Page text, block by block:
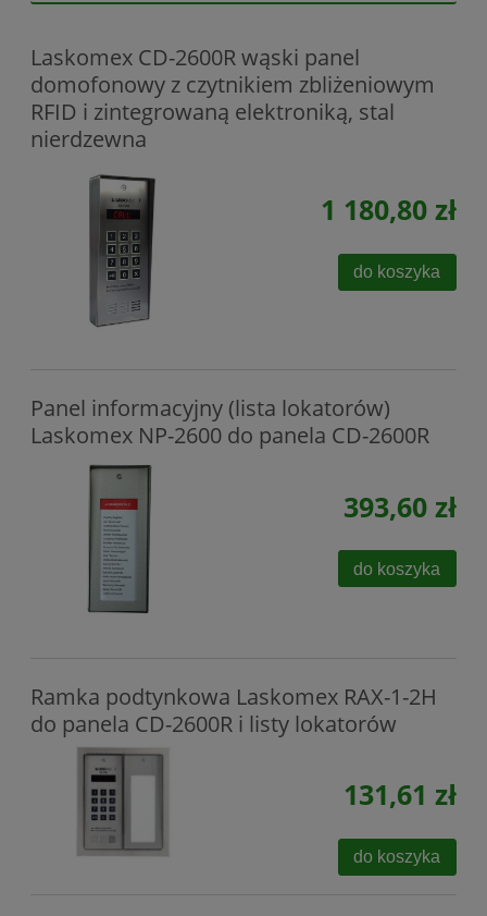
Laskomex CD-2600R wąski panel
domofonowy z czytnikiem zbliżeniowym
RFID i zintegrowaną elektroniką, stal
nierdzewna
1 180,80 zł
do koszyka
Panel informacyjny (lista lokatorów)
Laskomex NP-2600 do panela CD-2600R
393,60 zł
do koszyka
Ramka podtynkowa Laskomex RAX-1-2H
do panela CD-2600R i listy lokatorów
131,61 zł
do koszyka